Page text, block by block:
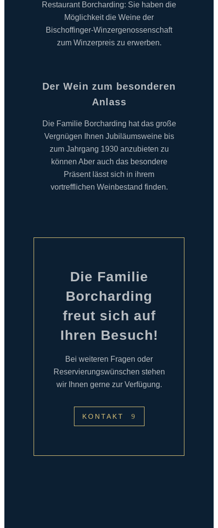
Restaurant Borcharding: Sie haben die
Möglichkeit die Weine der
Bischoffinger-Winzergenossenschaft
zum Winzerpreis zu erwerben.
Der Wein zum besonderen
Anlass
Die Familie Borcharding hat das große
Vergnügen Ihnen Jubiläumsweine bis
zum Jahrgang 1930 anzubieten zu
können Aber auch das besondere
Präsent lässt sich in ihrem
vortrefflichen Weinbestand finden.
Die Familie
Borcharding
freut sich auf
Ihren Besuch!
Bei weiteren Fragen oder
Reservierungswünschen stehen
wir Ihnen gerne zur Verfügung.
KONTAKT